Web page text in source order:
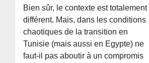
Bien sûr, le contexte est totalement
différent. Mais, dans les conditions
chaotiques de la transition en
Tunisie (mais aussi en Egypte) ne
faut-il pas aboutir à un compromis